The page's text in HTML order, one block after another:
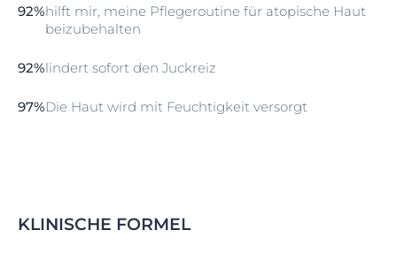
klebend und lässt sich leicht auftragen, auch im
Sommer und an behaarten Körperstellen.
Hydro-Lotion kann in Kombination mit anderen
und ist für Erwachsene und Kinder geeignet.
92%hilft mir, meine Pflegeroutine für atopische Haut
beizubehalten
92%lindert sofort den Juckreiz
97%Die Haut wird mit Feuchtigkeit versorgt
KLINISCHE FORMEL